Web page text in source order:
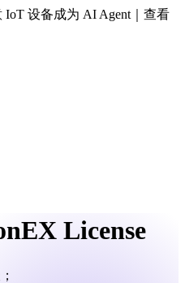
IoT 设备成为 AI Agent｜查看
License